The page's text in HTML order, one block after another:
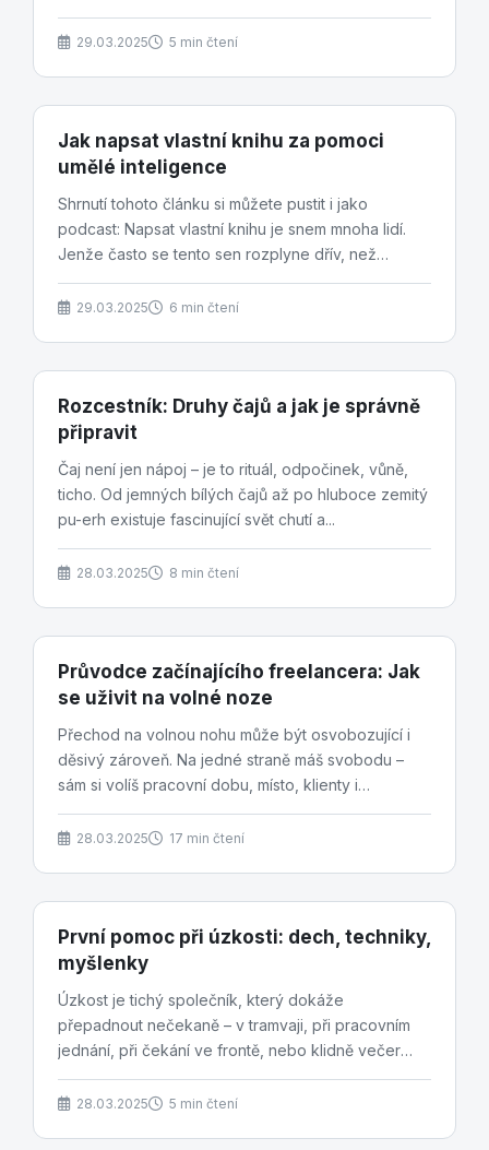
29.03.2025 5 min čtení
Jak napsat vlastní knihu za pomoci
umělé inteligence
​Shrnutí tohoto článku si můžete pustit i jako
podcast: Napsat vlastní knihu je snem mnoha lidí.
Jenže často se tento sen rozplyne dřív, než
stihneme...
29.03.2025 6 min čtení
Rozcestník: Druhy čajů a jak je správně
připravit
Čaj není jen nápoj – je to rituál, odpočinek, vůně,
ticho. Od jemných bílých čajů až po hluboce zemitý
pu-erh existuje fascinující svět chutí a...
28.03.2025 8 min čtení
Průvodce začínajícího freelancera: Jak
se uživit na volné noze
Přechod na volnou nohu může být osvobozující i
děsivý zároveň. Na jedné straně máš svobodu –
sám si volíš pracovní dobu, místo, klienty i
projekty....
28.03.2025 17 min čtení
První pomoc při úzkosti: dech, techniky,
myšlenky
Úzkost je tichý společník, který dokáže
přepadnout nečekaně – v tramvaji, při pracovním
jednání, při čekání ve frontě, nebo klidně večer
doma v...
28.03.2025 5 min čtení